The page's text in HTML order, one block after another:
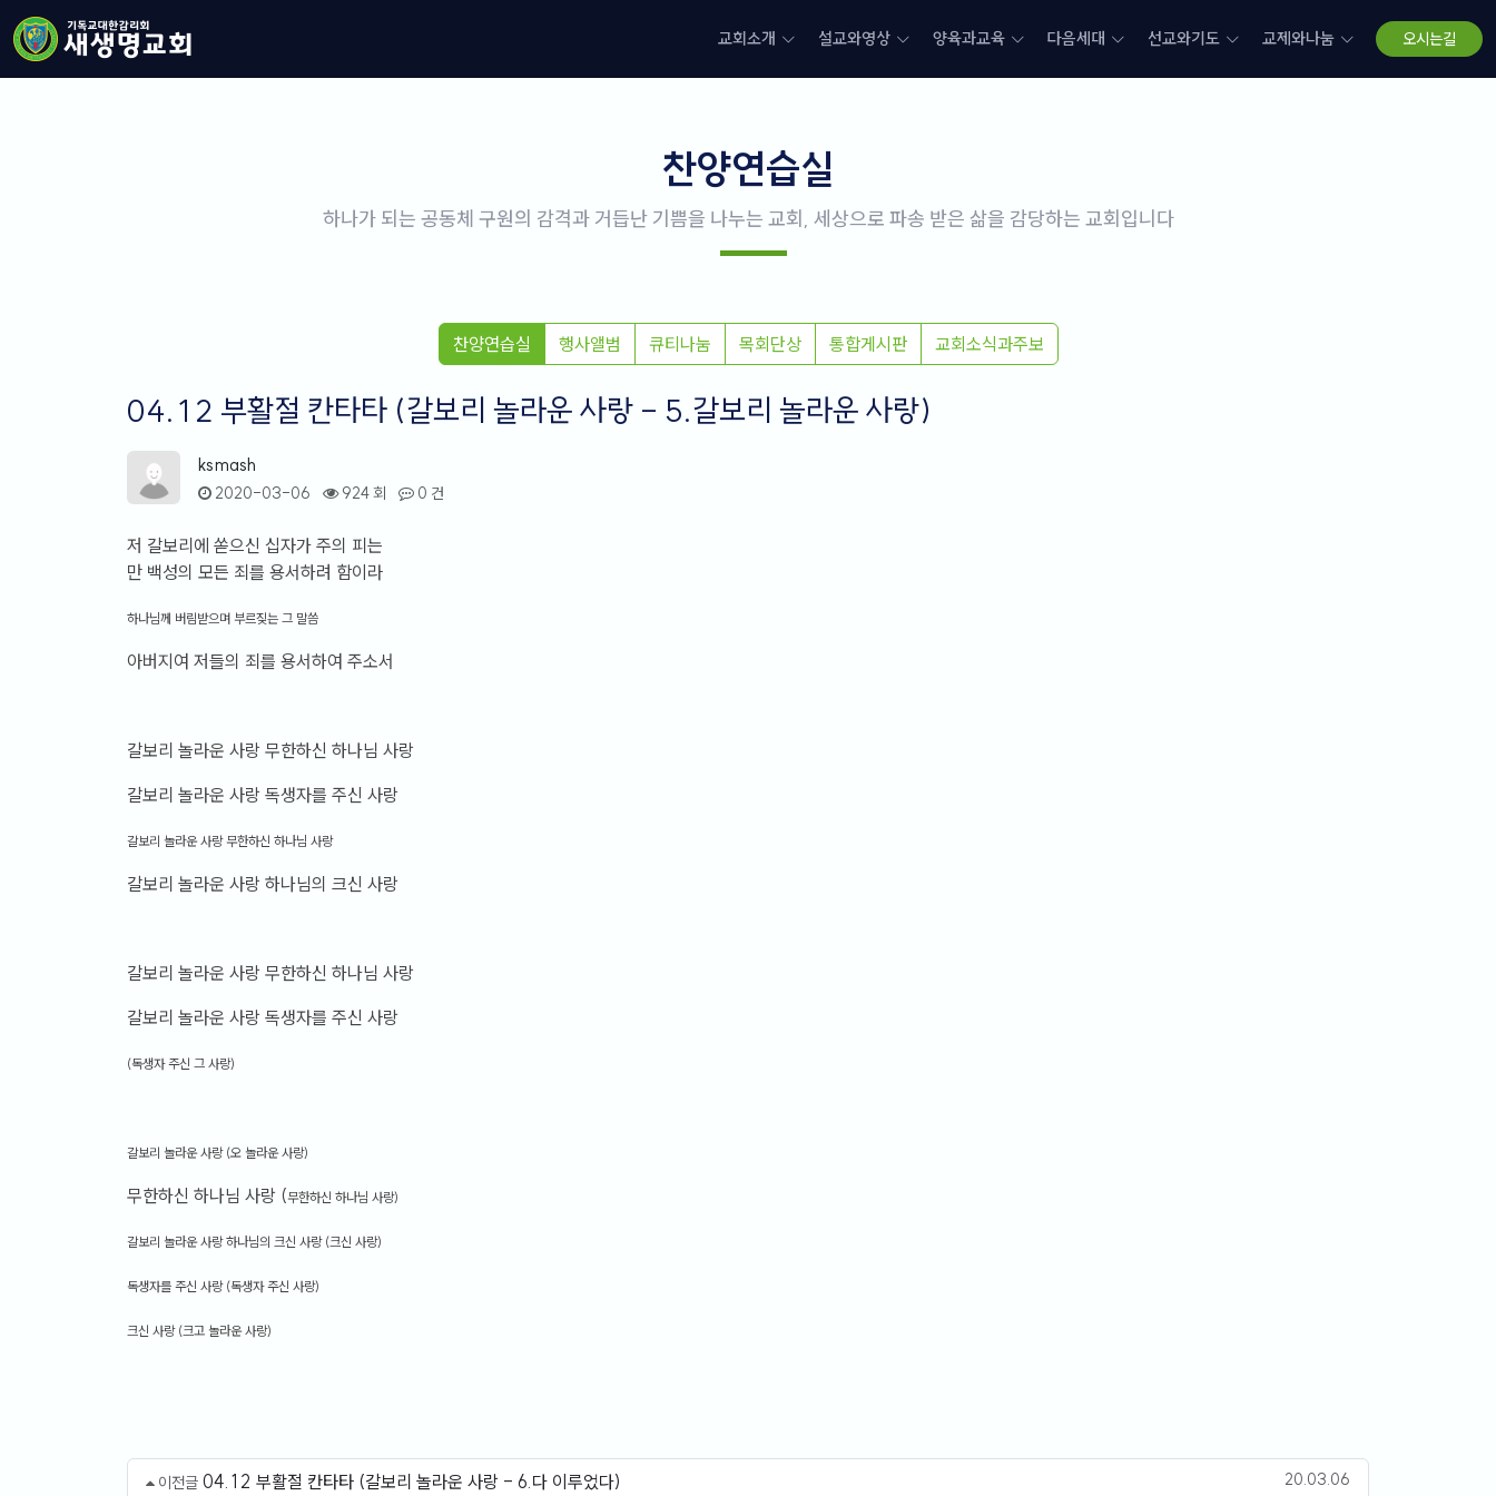
교회소개 설교와영상 양육과교육 다음세대 선교와기도 교제와나눔 오시는길
찬양연습실
하나가 되는 공동체 구원의 감격과 거듭난 기쁨을 나누는 교회, 세상으로 파송 받은 삶을 감당하는 교회입니다
찬양연습실 행사앨범 큐티나눔 목회단상 통합게시판 교회소식과주보
04.12 부활절 칸타타 (갈보리 놀라운 사랑 - 5.갈보리 놀라운 사랑)
ksmash
2020-03-06 924 회 0 건
저 갈보리에 쏟으신 십자가 주의 피는
만 백성의 모든 죄를 용서하려 함이라
하나님께 버림받으며 부르짖는 그 말씀
아버지여 저들의 죄를 용서하여 주소서
갈보리 놀라운 사랑 무한하신 하나님 사랑
갈보리 놀라운 사랑 독생자를 주신 사랑
갈보리 놀라운 사랑 무한하신 하나님 사랑
갈보리 놀라운 사랑 하나님의 크신 사랑
갈보리 놀라운 사랑 무한하신 하나님 사랑
갈보리 놀라운 사랑 독생자를 주신 사랑
(독생자 주신 그 사랑)
갈보리 놀라운 사랑 (오 놀라운 사랑)
무한하신 하나님 사랑 (무한하신 하나님 사랑)
갈보리 놀라운 사랑 하나님의 크신 사랑 (크신 사랑)
독생자를 주신 사랑 (독생자 주신 사랑)
크신 사랑 (크고 놀라운 사랑)
이전글 04.12 부활절 칸타타 (갈보리 놀라운 사랑 - 6.다 이루었다) 20.03.06